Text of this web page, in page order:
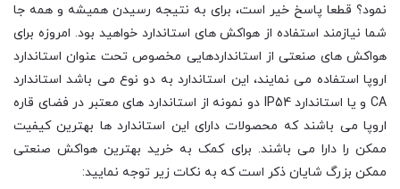
نمود؟ قطعا پاسخ خیر است، برای به نتیجه رسیدن همیشه و همه جا
شما نیازمند استفاده از هواکش های استاندارد خواهید بود. امروزه برای
هواکش های صنعتی از استانداردهایی مخصوص تحت عنوان استاندارد
اروپا استفاده می نمایند، این استاندارد به دو نوع می باشد استاندارد
CA و یا استاندارد IP54 دو نمونه از استاندارد های معتبر در فضای قاره
اروپا می باشند که محصولات دارای این استاندارد ها بهترین کیفیت
ممکن را دارا می باشند. برای کمک به خرید بهترین هواکش صنعتی
ممکن بزرگ شایان ذکر است که به نکات زیر توجه نمایید: